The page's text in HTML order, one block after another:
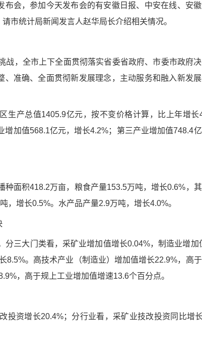
会，参加今天发布会的有安徽日报、中安在线、安
市统计局新闻发言人赵华局长介绍相关情况。
战，全市上下全面贯彻落实省委省政府、市委市政府
准确、全面贯彻新发展理念，主动服务和融入新发
生产总值1405.9亿元，按不变价格计算，比上年增长
加值568.1亿元，增长4.2%；第三产业增加值748.4
面积418.2万亩，粮食产量153.5万吨，增长0.6%，
，增长0.5%。水产品产量2.9万吨，增长4.0%。
分三大门类看，采矿业增加值增长0.04%，制造业增加
8.5%。高技术产业（制造业）增加值增长22.9%，高
，高于规上工业增加值增速13.6个百分点。
投资增长20.4%；分行业看，采矿业技改投资同比增